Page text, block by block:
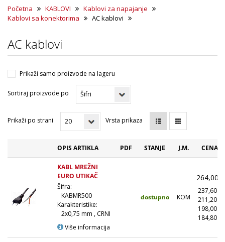
Početna KABLOVI
Kablovi za napajanje
Kablovi sa konektorima
AC kablovi
AC kablovi
Prikaži samo proizvode na lageru
Sortiraj proizvode po
Prikaži po strani Vrsta prikaza
OPIS ARTIKLA PDF STANJE J.M. CENA
KABL MREŽNI
EURO UTIKAČ
Šifra:
KABMR500
Karakteristike:
2x0,75 mm , CRNI
Više informacija
dostupno KOM
264,00
237,60
211,20
198,00
184,80